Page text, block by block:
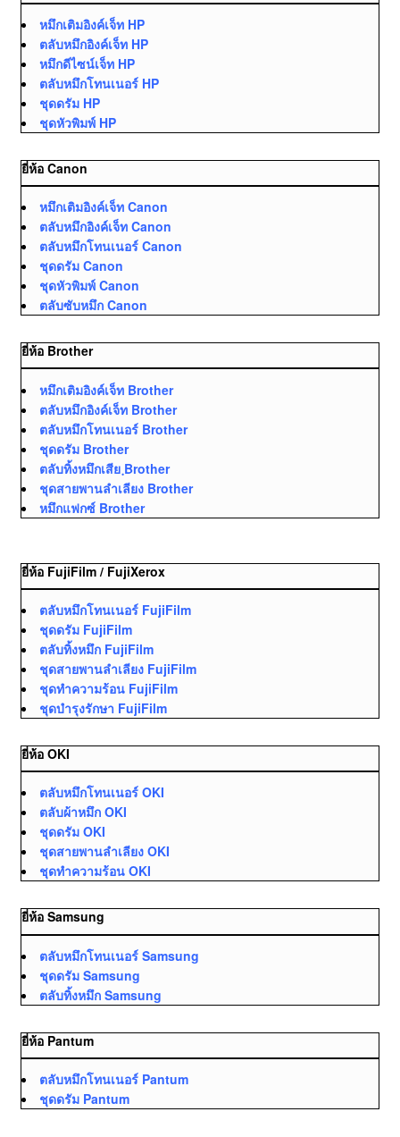
หมึกเติมอิงค์เจ็ท HP
ตลับหมึกอิงค์เจ็ท HP
หมึกดีไซน์เจ็ท HP
ตลับหมึกโทนเนอร์ HP
ชุดดรัม HP
ชุดหัวพิมพ์ HP
ยี่ห้อ Canon
หมึกเติมอิงค์เจ็ท Canon
ตลับหมึกอิงค์เจ็ท Canon
ตลับหมึกโทนเนอร์ Canon
ชุดดรัม Canon
ชุดหัวพิมพ์ Canon
ตลับซับหมึก Canon
ยี่ห้อ Brother
หมึกเติมอิงค์เจ็ท Brother
ตลับหมึกอิงค์เจ็ท Brother
ตลับหมึกโทนเนอร์ Brother
ชุดดรัม Brother
ตลับทิ้งหมึกเสีย ฺBrother
ชุดสายพานลำเลียง Brother
หมึกแฟกซ์ Brother
ยี่ห้อ FujiFilm / FujiXerox
ตลับหมึกโทนเนอร์ FujiFilm
ชุดดรัม FujiFilm
ตลับทิ้งหมึก FujiFilm
ชุดสายพานลำเลียง FujiFilm
ชุดทำความร้อน FujiFilm
ชุดบำรุงรักษา FujiFilm
ยี่ห้อ OKI
ตลับหมึกโทนเนอร์ OKI
ตลับผ้าหมึก OKI
ชุดดรัม OKI
ชุดสายพานลำเลียง OKI
ชุดทำความร้อน OKI
ยี่ห้อ Samsung
ตลับหมึกโทนเนอร์ Samsung
ชุดดรัม Samsung
ตลับทิ้งหมึก Samsung
ยี่ห้อ Pantum
ตลับหมึกโทนเนอร์ Pantum
ชุดดรัม Pantum